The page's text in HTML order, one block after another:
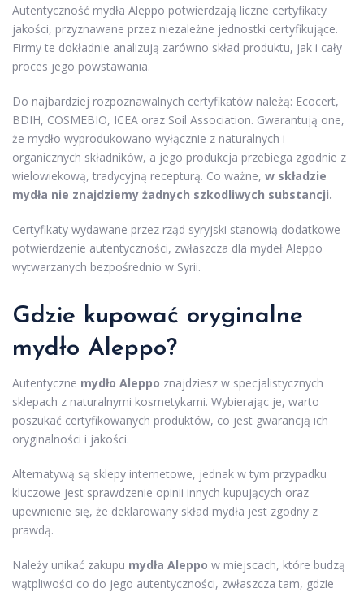
Autentyczność mydła Aleppo potwierdzają liczne certyfikaty
jakości, przyznawane przez niezależne jednostki certyfikujące.
Firmy te dokładnie analizują zarówno skład produktu, jak i cały
proces jego powstawania.
Do najbardziej rozpoznawalnych certyfikatów należą: Ecocert,
BDIH, COSMEBIO, ICEA oraz Soil Association. Gwarantują one,
że mydło wyprodukowano wyłącznie z naturalnych i
organicznych składników, a jego produkcja przebiega zgodnie z
wielowiekową, tradycyjną recepturą. Co ważne, w składzie
mydła nie znajdziemy żadnych szkodliwych substancji.
Certyfikaty wydawane przez rząd syryjski stanowią dodatkowe
potwierdzenie autentyczności, zwłaszcza dla mydeł Aleppo
wytwarzanych bezpośrednio w Syrii.
Gdzie kupować oryginalne
mydło Aleppo?
Autentyczne mydło Aleppo znajdziesz w specjalistycznych
sklepach z naturalnymi kosmetykami. Wybierając je, warto
poszukać certyfikowanych produktów, co jest gwarancją ich
oryginalności i jakości.
Alternatywą są sklepy internetowe, jednak w tym przypadku
kluczowe jest sprawdzenie opinii innych kupujących oraz
upewnienie się, że deklarowany skład mydła jest zgodny z
prawdą.
Należy unikać zakupu mydła Aleppo w miejscach, które budzą
wątpliwości co do jego autentyczności, zwłaszcza tam, gdzie